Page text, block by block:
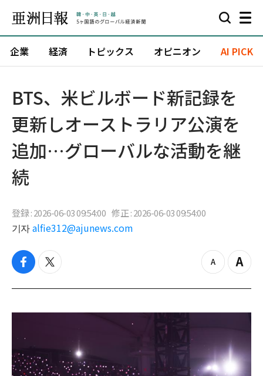
企業 経済 トピックス オピニオン AI PICK
BTS、米ビルボード新記録を
更新しオーストラリア公演を
追加…グローバルな活動を継
続
登録 : 2026-06-03 09:54:00 修正 : 2026-06-03 09:54:00
기자 alfie312@ajunews.com
f
c
b
t
i
t
z
o
o
Z
o
i